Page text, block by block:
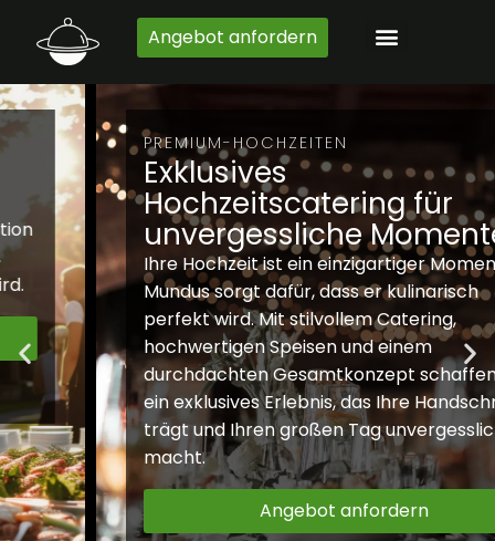
Inhalt
springen
Angebot anfordern
PREMIUM-HOCHZEITEN
Exklusives
Hochzeitscatering für
unvergessliche Momente
Ihre Hochzeit ist ein einzigartiger Moment –
Mundus sorgt dafür, dass er kulinarisch
perfekt wird. Mit stilvollem Catering,
hochwertigen Speisen und einem
durchdachten Gesamtkonzept schaffen wir
ein exklusives Erlebnis, das Ihre Handschrift
trägt und Ihren großen Tag unvergesslich
macht.
Angebot anfordern